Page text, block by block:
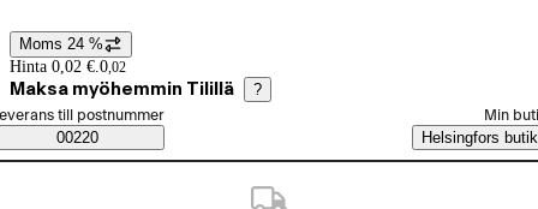
Prisinformation
Moms 24 %
Hinta 0,02 €. 0,02
Maksa myöhemmin Tilillä ?
Saatavuustiedot
beställningssätt
till postnummer
00220
Min
Helsingfors butik